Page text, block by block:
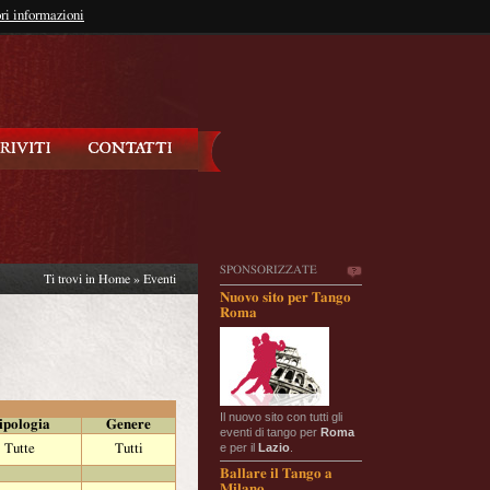
informazioni
SPONSORIZZATE
Nuovo sito per Tango
Roma
Il nuovo sito con tutti gli
eventi di tango per Roma
e per il Lazio
Ballare il Tango a
Ti trovi in Home » Eventi
Genere
Tutte
Tutti